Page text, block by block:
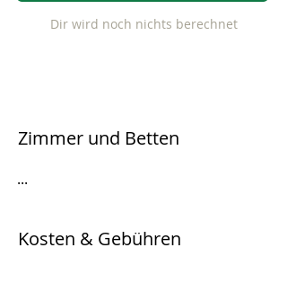
Dir wird noch nichts berechnet
Zimmer und Betten
...
Kosten & Gebühren